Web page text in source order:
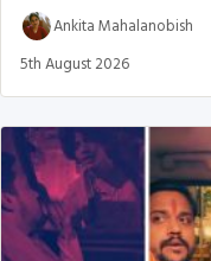
Ankita Mahalanobish
5th August 2026